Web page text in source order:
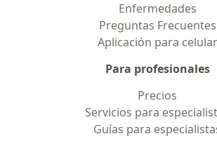
Enfermedades
Preguntas Frecuentes
Aplicación para celular
Para profesionales
Precios
Servicios para
Guías para